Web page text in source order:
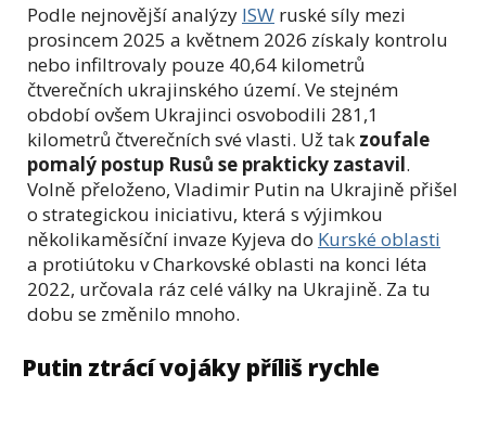
Podle nejnovější analýzy ISW ruské síly mezi
prosincem 2025 a květnem 2026 získaly kontrolu
nebo infiltrovaly pouze 40,64 kilometrů
čtverečních ukrajinského území. Ve stejném
období ovšem Ukrajinci osvobodili 281,1
kilometrů čtverečních své vlasti. Už tak zoufale
pomalý postup Rusů se prakticky zastavil.
Volně přeloženo, Vladimir Putin na Ukrajině přišel
o strategickou iniciativu, která s výjimkou
několikaměsíční invaze Kyjeva do Kurské oblasti
a protiútoku v Charkovské oblasti na konci léta
2022, určovala ráz celé války na Ukrajině. Za tu
dobu se změnilo mnoho.
Putin ztrácí vojáky příliš rychle